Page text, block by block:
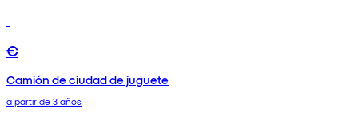
€
Camión de ciudad de juguete
a partir de 3 años